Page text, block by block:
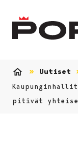
Uutiset
pitivät